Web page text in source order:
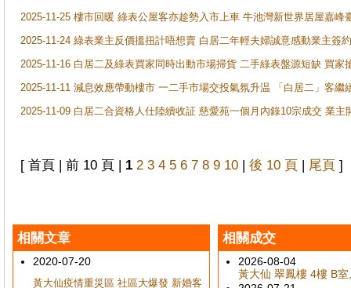
2025-11-25 樓市回暖 綠表公屋客亦趁勢入市上車 牛池灣新世界居屋嘉峰
2025-11-24 綠表業主反價搵扭計唔想賣 白居二年輕夫婦誠意感動業主簽
2025-11-16 白居二及綠表買家同時出動市場掃貨 二手綠表盤源短缺 買
2025-11-11 減息效應帶動樓市 一二手市場交投氣氛升温 「白居二」客
2025-11-09 白居二合資格人仕陸續收証 慈愛苑一個月內錄10宗成交 業
[ 首頁 | 前 10 頁 | 1 2 3 4 5 6 7 8 9 10 | 後 10 頁 | 尾頁 ]
相關文章
2020-07-20
黃大仙疫情重災區 社區大爆發 新婚客
相關成交
2026-08-04
黃大仙 翠鳳樓 4樓 B